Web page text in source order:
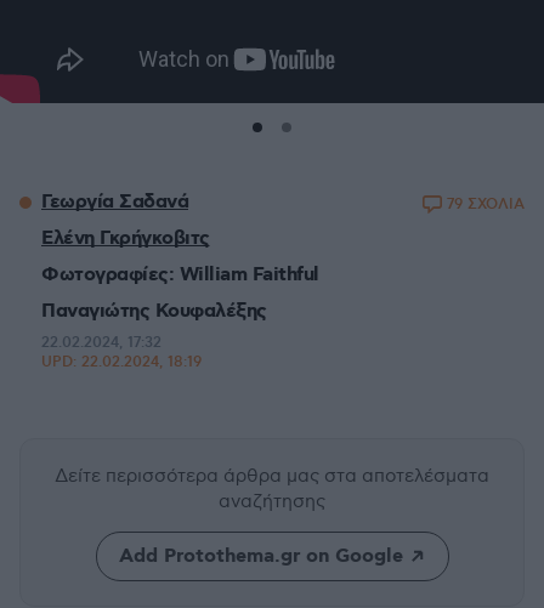
Γεωργία Σαδανά
Ελένη Γκρήγκοβιτς
Φωτογραφίες: William Faithful
Παναγιώτης Κουφαλέξης
22.02.2024, 17:32
UPD: 22.02.2024, 18:19
79 ΣΧΟΛΙΑ
Δείτε περισσότερα άρθρα μας στα αποτελέσματα
αναζήτησης
Add Protothema.gr on Google